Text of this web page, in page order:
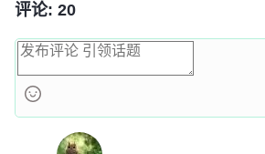
评论: 20